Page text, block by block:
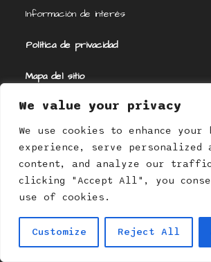
We value your privacy
We use cookies to enhance your
experience, serve personalized
content, and analyze our
clicking "Accept All", you
use of cookies.
Customize Reject All
Información de interés
Política de privacidad
Mapa del sitio
Política de cookies
Política de afiliación
Contacto